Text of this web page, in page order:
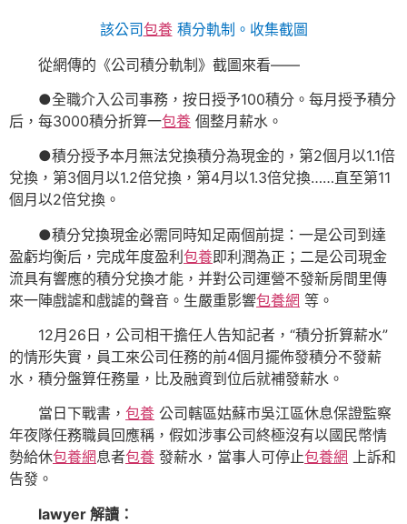
該公司包養積分軌制。收集截圖
從網傳的《公司積分軌制》截圖來看——
●全職介入公司事務，按日授予100積分。每月授予積分
后，每3000積分折算一包養 個整月薪水。
●積分授予本月無法兌換積分為現金的，第2個月以1.1倍
兌換，第3個月以1.2倍兌換，第4月以1.3倍兌換……直至第11
個月以2倍兌換。
●積分兌換現金必需同時知足兩個前提：一是公司到達
盈虧均衡后，完成年度盈利包養即利潤為正；二是公司現金
流具有響應的積分兌換才能，并對公司運營不發新房間里傳
來一陣戲謔和戲謔的聲音。生嚴重影響包養網 等。
12月26日，公司相干擔任人告知記者，“積分折算薪水”
的情形失實，員工來公司任務的前4個月擺佈發積分不發薪
水，積分盤算任務量，比及融資到位后就補發薪水。
當日下戰書， 包養 公司轄區姑蘇市吳江區休息保證監察
年夜隊任務職員回應稱，假如涉事公司終極沒有以國民幣情
勢給休包養網息者包養 發薪水，當事人可停止包養網 上訴和
告發。
lawyer 解讀：